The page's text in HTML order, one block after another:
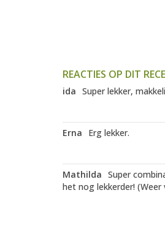
REACTIES OP DIT
ida Super lekker,
Erna
Erg lekker.
Mathilda Super
het nog lekkerder!